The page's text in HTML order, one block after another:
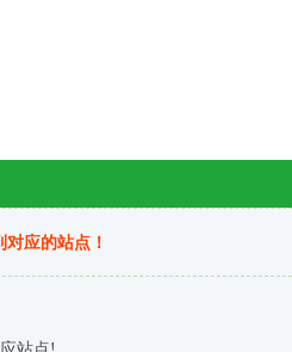
应的站点！